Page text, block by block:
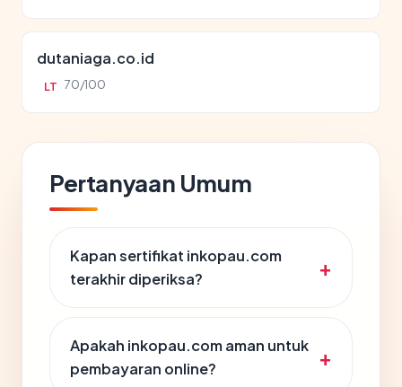
dutaniaga.co.id
LT 70/100
Pertanyaan Umum
Kapan sertifikat inkopau.com
terakhir diperiksa?
Apakah inkopau.com aman untuk
pembayaran online?